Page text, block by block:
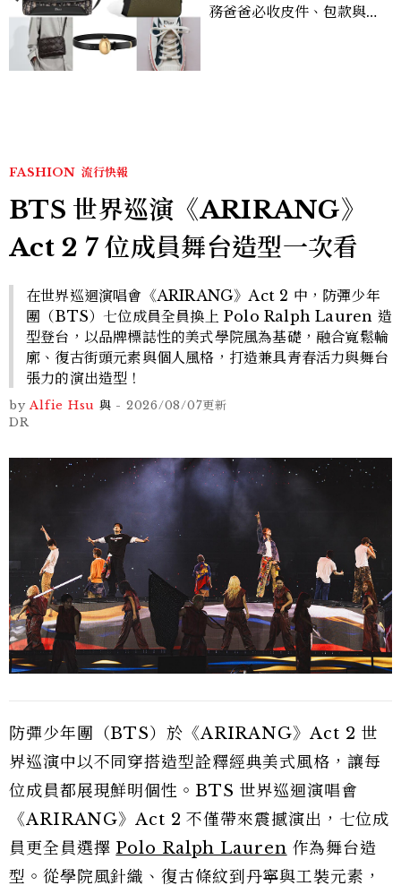
務爸爸必收皮件、包款與鞋
FASHION 流行快報
BTS 世界巡演《ARIRANG》
Act 2 7 位成員舞台造型一次看
在世界巡迴演唱會《ARIRANG》Act 2 中，防彈少年
團（BTS）七位成員全員換上 Polo Ralph Lauren 造
型登台，以品牌標誌性的美式學院風為基礎，融合寬鬆輪
廓、復古街頭元素與個人風格，打造兼具青春活力與舞台
張力的演出造型！
by Alfie Hsu 與 - 2026/08/07更新
DR
防彈少年團（BTS）於《ARIRANG》Act 2 世
界巡演中以不同穿搭造型詮釋經典美式風格，讓每
位成員都展現鮮明個性。BTS 世界巡迴演唱會
《ARIRANG》Act 2 不僅帶來震撼演出，七位成
員更全員選擇 Polo Ralph Lauren 作為舞台造
型。從學院風針織、復古條紋到丹寧與工裝元素，